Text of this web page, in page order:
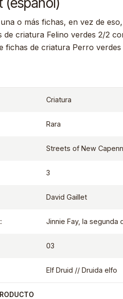
o más fichas, en vez de
de criatura Felino verdes 2/2
fichas de criatura Perro
Criatura
Rara
Streets of New
3
David Gaillet
Jinnie Fay, la segunda
03
Elf Druid // Druida elfo